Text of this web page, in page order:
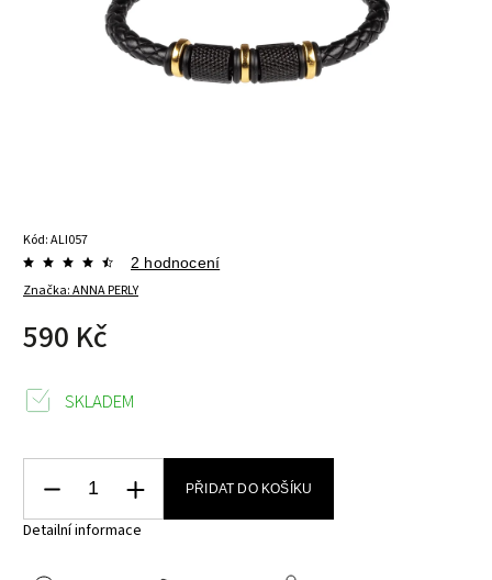
Kód:ALI057
Značka:ANNA PERLY
2 hodnocení
590 Kč
SKLADEM
PŘIDAT DO KOŠÍKU
Detailní informace